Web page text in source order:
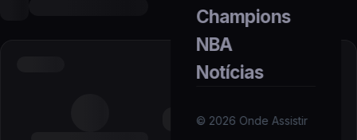
Champions
NBA
Notícias
© 2026 Onde Assistir